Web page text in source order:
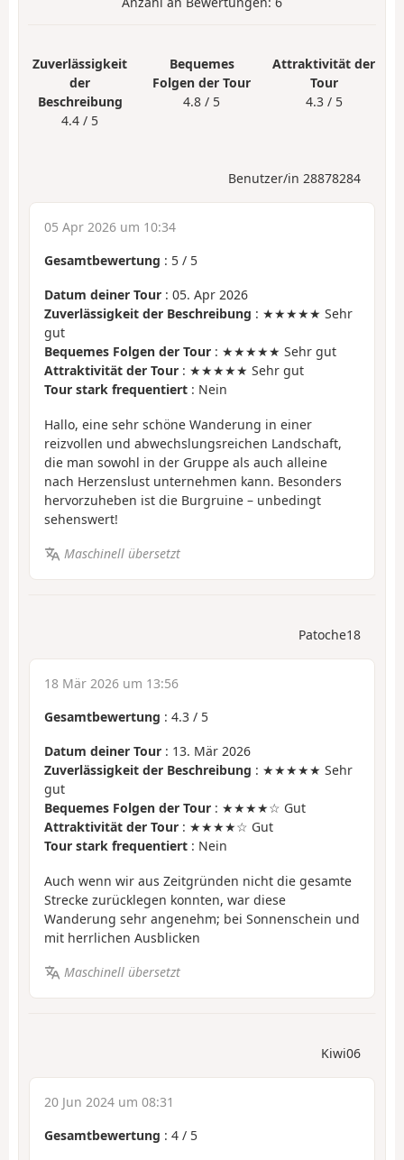
Zuverlässigkeit
der
Beschreibung
4.4 / 5
Bequemes
Folgen der Tour
4.8 / 5
Attraktivität der
Tour
4.3 / 5
Benutzer/in 28878284
05 Apr 2026 um 10:34
Gesamtbewertung : 5 / 5
Datum deiner Tour : 05. Apr 2026
Zuverlässigkeit der Beschreibung : ★★★★★ Sehr
gut
Bequemes Folgen der Tour : ★★★★★ Sehr gut
Attraktivität der Tour : ★★★★★ Sehr gut
Tour stark frequentiert : Nein
Hallo, eine sehr schöne Wanderung in einer
reizvollen und abwechslungsreichen Landschaft,
die man sowohl in der Gruppe als auch alleine
nach Herzenslust unternehmen kann. Besonders
hervorzuheben ist die Burgruine – unbedingt
sehenswert!
Maschinell übersetzt
Patoche18
18 Mär 2026 um 13:56
Gesamtbewertung : 4.3 / 5
Datum deiner Tour : 13. Mär 2026
Zuverlässigkeit der Beschreibung : ★★★★★ Sehr
gut
Bequemes Folgen der Tour : ★★★★☆ Gut
Attraktivität der Tour : ★★★★☆ Gut
Tour stark frequentiert : Nein
Auch wenn wir aus Zeitgründen nicht die gesamte
Strecke zurücklegen konnten, war diese
Wanderung sehr angenehm; bei Sonnenschein und
mit herrlichen Ausblicken
Maschinell übersetzt
Kiwi06
20 Jun 2024 um 08:31
Gesamtbewertung : 4 / 5